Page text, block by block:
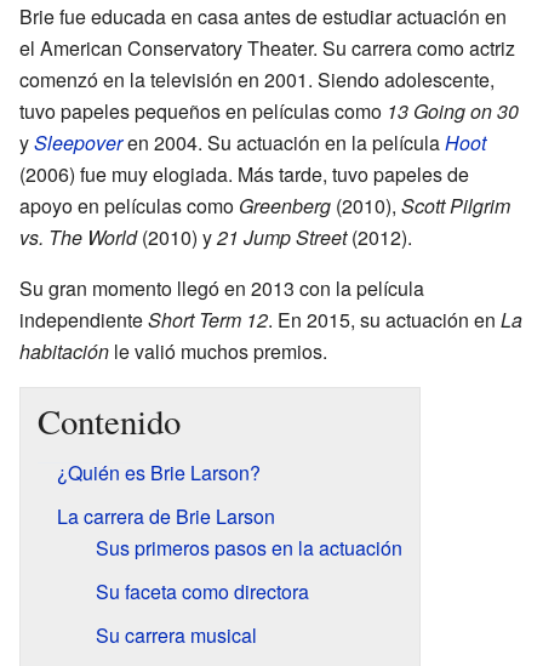
Brie fue educada en casa antes de estudiar actuación en
el American Conservatory Theater. Su carrera como actriz
comenzó en la televisión en 2001. Siendo adolescente,
tuvo papeles pequeños en películas como 13 Going on 30
ySleepoveren 2004. Su actuación en la películaHoot
(2006) fue muy elogiada. Más tarde, tuvo papeles de
apoyo en películas como Greenberg (2010), Scott Pilgrim
vs. The World(2010) y21 Jump Street(2012).
Su gran momento llegó en 2013 con la película
independienteShort Term 12. En 2015, su actuación en La
habitación le valió muchos premios.
Contenido
¿Quién es Brie Larson?
La carrera de Brie Larson
Sus primeros pasos en la actuación
Su faceta como directora
Su carrera musical